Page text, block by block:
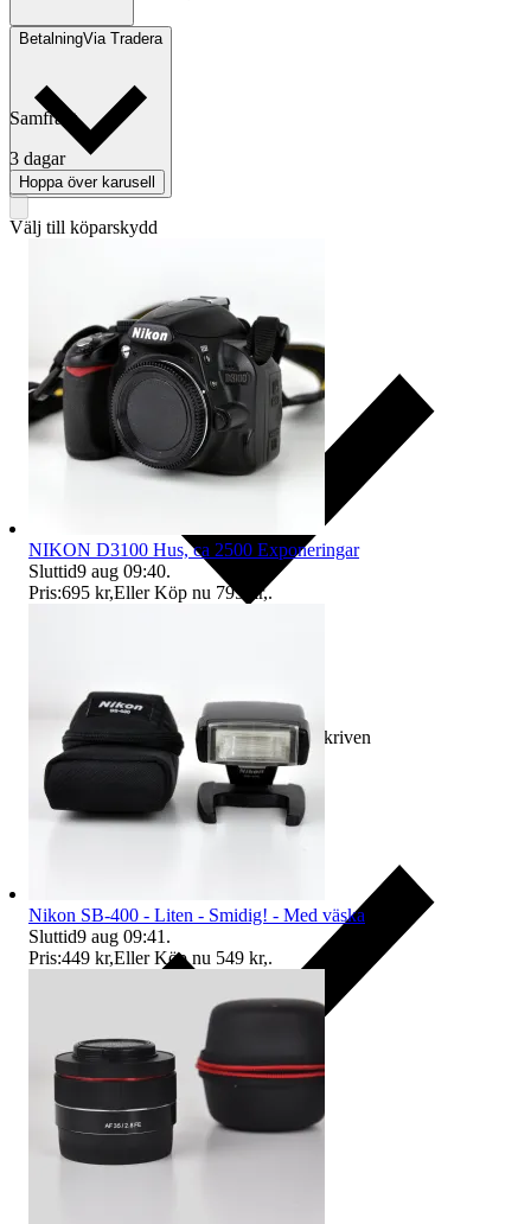
BetalningVia Tradera
Välj till köparskydd
Ersättning om varan inte är som beskriven
Samfrakt
3 dagar
Hoppa över karusell
NIKON D3100 Hus, ca 2500 Exponeringar
Sluttid9 aug 09:40.
Pris:695 kr,Eller Köp nu 795 kr,.
Nikon SB-400 - Liten - Smidig! - Med väska
Sluttid9 aug 09:41 .
Pris:449 kr,Eller Köp nu 549 kr,.